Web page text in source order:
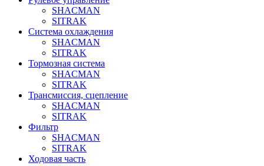
SHACMAN
SITRAK
Система охлаждения
SHACMAN
SITRAK
Тормозная система
SHACMAN
SITRAK
Трансмиссия, сцепление
SHACMAN
SITRAK
Фильтр
SHACMAN
SITRAK
Ходовая часть